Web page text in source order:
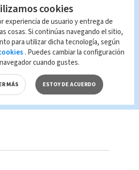
cookies
experiencia de usuario y entrega de
cosas. Si continúas navegando el sitio,
para utilizar dicha tecnología, según
. Puedes cambiar la configuración
cuando gustes.
MÁS ESTOY DE ACUERDO